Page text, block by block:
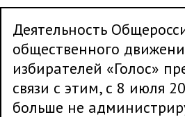
Деятельность
общественного
избирателей «Голос»
связи с этим, с 8 июля
больше не